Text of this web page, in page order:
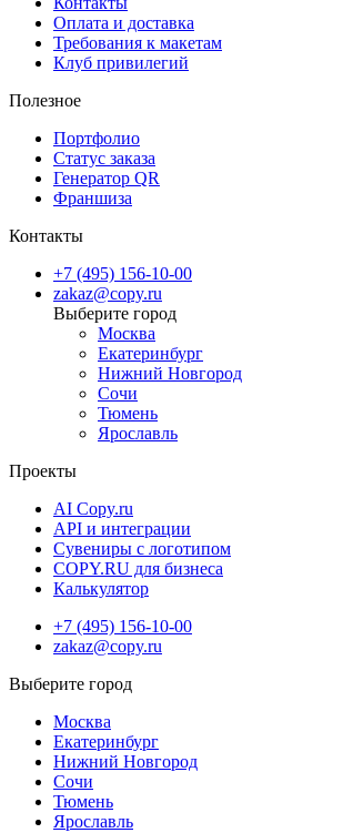
получите качественный продукт в нужный
комфортом!
Оплата и доставка
Требования к макетам
Клуб привилегий
Полезное
Портфолио
Статус заказа
Генератор QR
Франшиза
Контакты
+7 (495) 156-10-00
zakaz@copy.ru
Москва
Екатеринбург
Нижний Новгород
Сочи
Тюмень
Ярославль
Проекты
AI Copy.ru
API и интеграции
Сувениры с логотипом
COPY.RU для бизнеса
Калькулятор
+7 (495) 156-10-00
zakaz@copy.ru
Москва
Екатеринбург
Нижний Новгород
Сочи
Тюмень
Ярославль